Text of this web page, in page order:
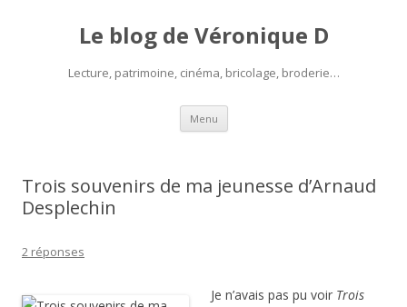
Le blog de Véronique D
Lecture, patrimoine, cinéma, bricolage, broderie…
Menu Aller
contenu
Trois souvenirs de ma jeunesse d’Arnaud
Desplechin
2 réponses
Je n’avais pas pu voir Trois